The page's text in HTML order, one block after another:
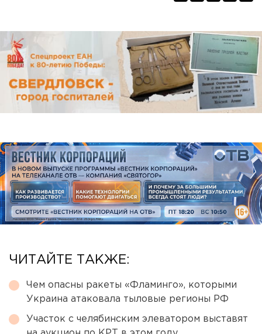
ЧИТАЙТЕ ТАКЖЕ:
Чем опасны ракеты «Фламинго», которыми
Украина атаковала тыловые регионы РФ
Участок с челябинским элеватором выставят